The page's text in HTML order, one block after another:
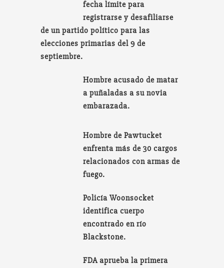
fecha límite para
registrarse y desafiliarse
de un partido político para las
elecciones primarias del 9 de
septiembre.
Hombre acusado de matar
a puñaladas a su novia
embarazada.
Hombre de Pawtucket
enfrenta más de 30 cargos
relacionados con armas de
fuego.
Policía Woonsocket
identifica cuerpo
encontrado en río
Blackstone.
FDA aprueba la primera